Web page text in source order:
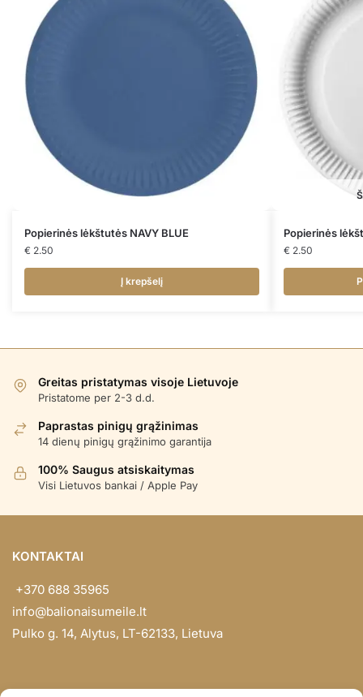
Popierinės lėkštutės NAVY BLUE
€ 2.50
Į krepšelį
Popierinės
€ 2.50
Greitas pristatymas visoje Lietuvoje
Pristatome per 2-3 d.d.
Paprastas pinigų grąžinimas
14 dienų pinigų grąžinimo garantija
100% Saugus atsiskaitymas
Visi Lietuvos bankai / Apple Pay
KONTAKTAI
+370 688 35965
info@balionaisumeile.lt
Pulko g. 14, Alytus, LT-62133, Lietuva